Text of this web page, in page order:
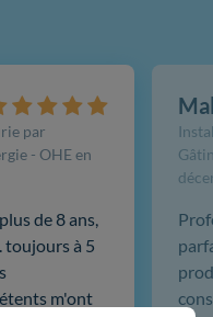
par
- OHE en
de 8 ans,
toujours à 5
m'ont